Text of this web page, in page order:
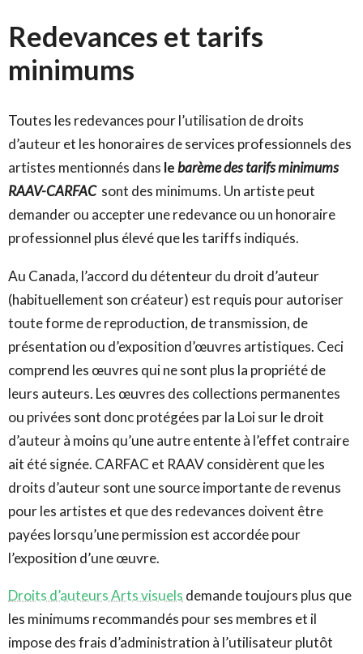
Redevances et tarifs
minimums
Toutes les redevances pour l’utilisation de droits
d’auteur et les honoraires de services professionnels des
artistes mentionnés dans lebarème des tarifs minimums
RAAV-CARFAC sont des minimums. Un artiste peut
demander ou accepter une redevance ou un honoraire
professionnel plus élevé que les tariffs indiqués.
Au Canada, l’accord du détenteur du droit d’auteur
(habituellement son créateur) est requis pour autoriser
toute forme de reproduction, de transmission, de
présentation ou d’exposition d’œuvres artistiques. Ceci
comprend les œuvres qui ne sont plus la propriété de
leurs auteurs. Les œuvres des collections permanentes
ou privées sont donc protégées par la Loi sur le droit
d’auteur à moins qu’une autre entente à l’effet contraire
ait été signée. CARFAC et RAAV considèrent que les
droits d’auteur sont une source importante de revenus
pour les artistes et que des redevances doivent être
payées lorsqu’une permission est accordée pour
l’exposition d’une œuvre.
Droits d’auteurs Arts visuels demande toujours plus que
les minimums recommandés pour ses membres et il
impose des frais d’administration à l’utilisateur plutôt